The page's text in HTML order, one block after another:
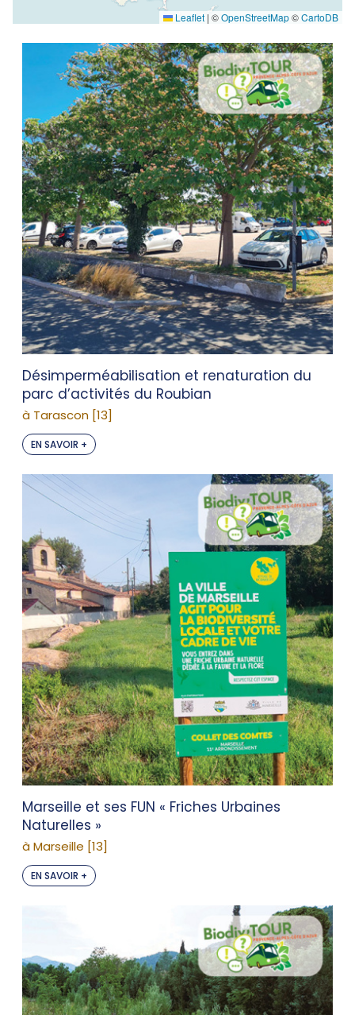
Leaflet | ©OpenStreetMap©CartoDB
Désimperméabilisation et renaturation du
parc d’activités du Roubian
à Tarascon [13]
EN SAVOIR +
Marseille et ses FUN « Friches Urbaines
Naturelles »
à Marseille [13]
EN SAVOIR +